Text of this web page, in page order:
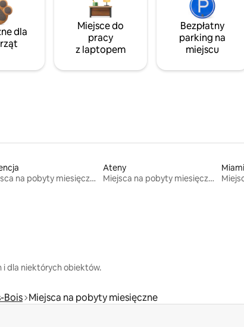
dla
Miejsce do
pracy
z laptopem
Bezpłatny
parking na
miejscu
Miejsca na pobyty miesięczne
Ateny
Miejsca na pobyty miesięczne
Miami
i dla niektórych obiektów.
Bois Miejsca na pobyty miesięczne